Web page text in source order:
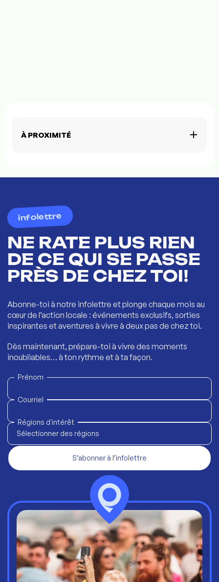
À PROXIMITÉ
infolettre
NE RATE PLUS RIEN
DE CE QUI SE PASSE
PRÈS DE CHEZ TOI!
Abonne-toi à notre infolettre et plonge chaque mois au
cœur de l’action locale : événements exclusifs, sorties
inspirantes et aventures à vivre à deux pas de chez toi.
Dès maintenant, prépare-toi à vivre des moments
inoubliables… à ton rythme et à ta façon.
Prénom
Courriel
Régions d'intérêt
Sélectionner des régions
S’abonner à l’infolettre